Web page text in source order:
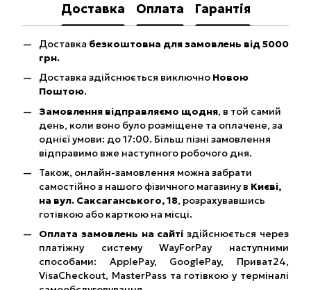
Доставка Оплата Гарантія
Доставка безкоштовна для замовлень від 5000
грн.
Доставка здійснюється виключно Новою
Поштою.
Замовлення відправляємо щодня, в той самий
день, коли воно було розміщене та оплачене, за
однієї умови: до 17:00. Більш пізні замовлення
відправимо вже наступного робочого дня.
Також, онлайн-замовлення можна забрати
самостійно з нашого фізичного магазину в Києві,
на вул. Саксаганського, 18, розрахувавшись
готівкою або карткою на місці.
Оплата замовлень на сайтіздійснюється через
платіжну систему WayForPay наступними
способами: ApplePay, GooglePay, Приват24,
VisaCheckout, MasterPass та готівкою у терміналі